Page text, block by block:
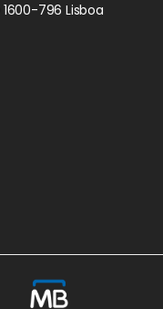
1600-796 Lisboa